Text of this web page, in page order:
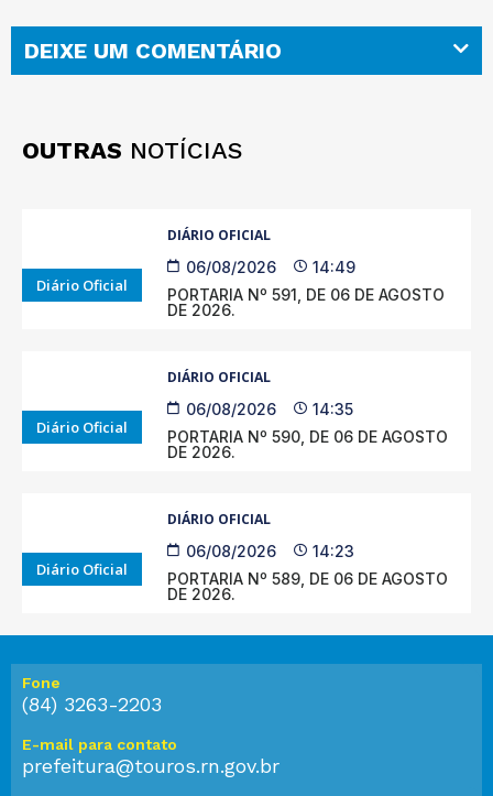
DEIXE UM COMENTÁRIO
OUTRAS NOTÍCIAS
Diário Oficial
DIÁRIO OFICIAL
06/08/2026
14:49
PORTARIA Nº 591, DE 06 DE AGOSTO
DE 2026.
Diário Oficial
DIÁRIO OFICIAL
06/08/2026
14:35
PORTARIA Nº 590, DE 06 DE AGOSTO
DE 2026.
Diário Oficial
DIÁRIO OFICIAL
06/08/2026
14:23
PORTARIA Nº 589, DE 06 DE AGOSTO
DE 2026.
Fone
(84) 3263-2203
E-mail para contato
prefeitura@touros.rn.gov.br